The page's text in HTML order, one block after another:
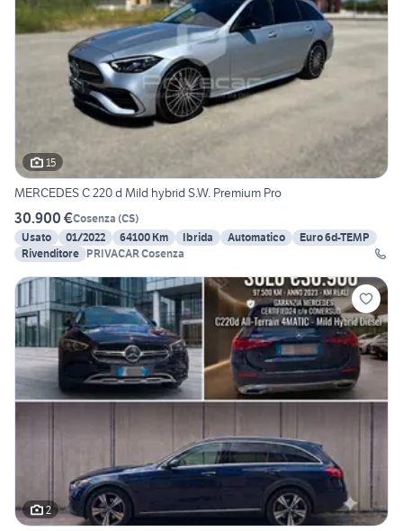
15
MERCEDES C 220 d Mild hybrid S.W. Premium Pro
30.900 €Cosenza (CS)
Usato
01/2022 64100 Km Ibrida Automatico
Euro 6d-TEMP
Rivenditore PRIVACAR Cosenza
2